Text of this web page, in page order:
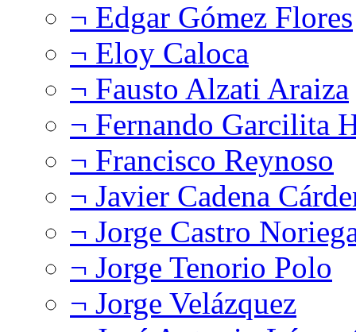
¬ Edgar Gómez Flores
¬ Eloy Caloca
¬ Fausto Alzati Araiza
¬ Fernando Garcilita
¬ Francisco Reynoso
¬ Javier Cadena
¬ Jorge Castro
¬ Jorge Tenorio Polo
¬ Jorge Velázquez